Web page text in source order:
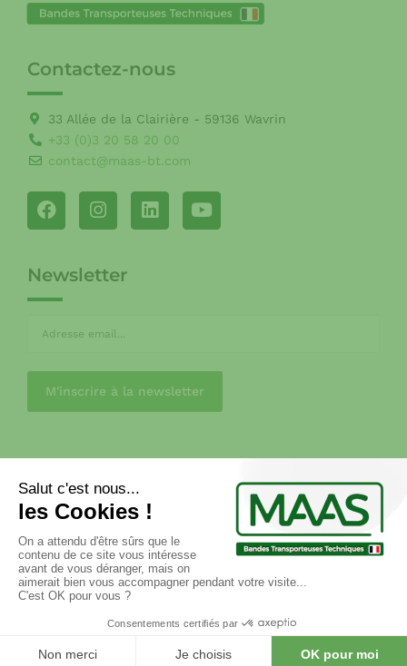
Contactez-nous
33 Allée de la Clairière - 59136 Wavrin
+33 (0)3 20 58 20 00
contact@maas-bt.com
Newsletter
CGV MENTIONS LÉGALES
POLITIQUE DE CONFIDENTIALITÉ RGPD FAQ
Copyright © 2017 atelier33.com. All Rights Reserved. –
Stratégie web et accompagnement e-marketing :